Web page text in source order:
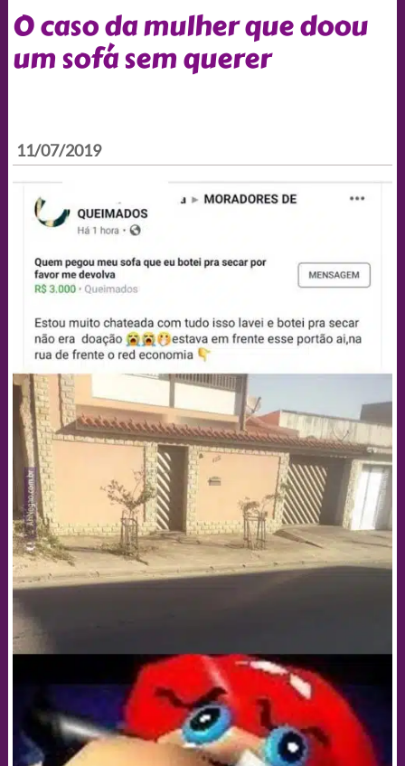
O caso da mulher que doou
um sofá sem querer
11/07/2019